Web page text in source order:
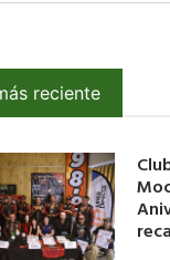
reciente